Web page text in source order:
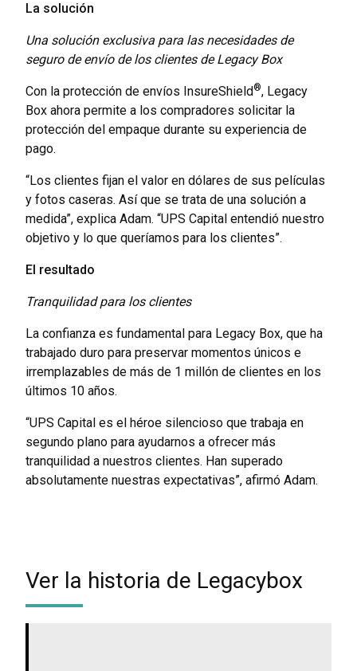
La solución
Una solución exclusiva para las necesidades de
seguro de envío de los clientes de Legacy Box
Con la protección de envíos InsureShield®, Legacy
Box ahora permite a los compradores solicitar la
protección del empaque durante su experiencia de
pago.
“Los clientes fijan el valor en dólares de sus películas
y fotos caseras. Así que se trata de una solución a
medida”, explica Adam. “UPS Capital entendió nuestro
objetivo y lo que queríamos para los clientes”.
El resultado
Tranquilidad para los clientes
La confianza es fundamental para Legacy Box, que ha
trabajado duro para preservar momentos únicos e
irremplazables de más de 1 millón de clientes en los
últimos 10 años.
“UPS Capital es el héroe silencioso que trabaja en
segundo plano para ayudarnos a ofrecer más
tranquilidad a nuestros clientes. Han superado
absolutamente nuestras expectativas”, afirmó Adam.
Ver la historia de Legacybox